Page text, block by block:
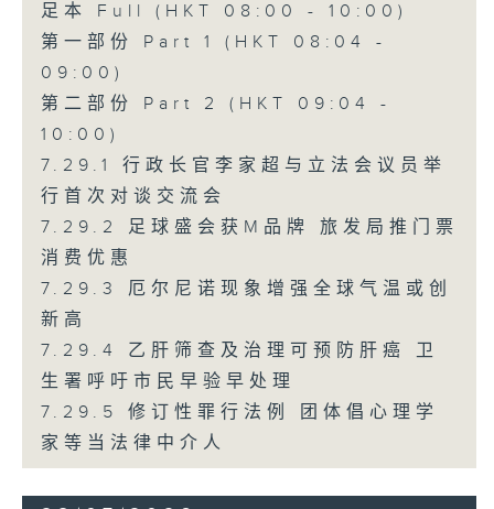
足本 Full (HKT 08:00 - 10:00)
第一部份 Part 1 (HKT 08:04 -
09:00)
第二部份 Part 2 (HKT 09:04 -
10:00)
7.29.1 行政长官李家超与立法会议员举
行首次对谈交流会
7.29.2 足球盛会获M品牌 旅发局推门票
消费优惠
7.29.3 厄尔尼诺现象增强全球气温或创
新高
7.29.4 乙肝筛查及治理可预防肝癌 卫
生署呼吁市民早验早处理
7.29.5 修订性罪行法例 团体倡心理学
家等当法律中介人